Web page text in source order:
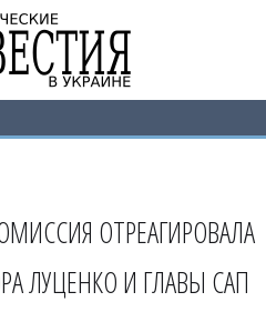
ОТРЕАГИРОВАЛА
ЛУЦЕНКО И ГЛАВЫ САП